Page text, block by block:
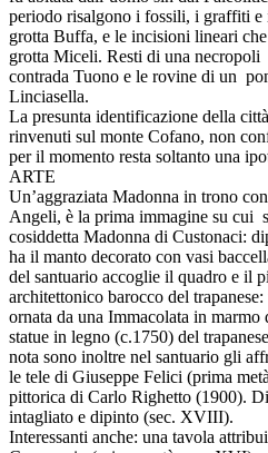
periodo risalgono i fossili, i graffiti
grotta Buffa, e le incisioni lineari
grotta Miceli. Resti di una necropoli
contrada Tuono e le rovine di un
Linciasella.
La presunta identificazione della
rinvenuti sul monte Cofano, non
per il momento resta soltanto una
ARTE
Un’aggraziata Madonna in trono
Angeli, è la prima immagine su cui
cosiddetta Madonna di Custonaci:
ha il manto decorato con vasi
del santuario accoglie il quadro e il
architettonico barocco del
ornata da una Immacolata in
statue in legno (c.1750) del
nota sono inoltre nel santuario gli
le tele di Giuseppe Felici (prima
pittorica di Carlo Righetto (1900).
intagliato e dipinto (sec. XVIII).
Interessanti anche: una tavola